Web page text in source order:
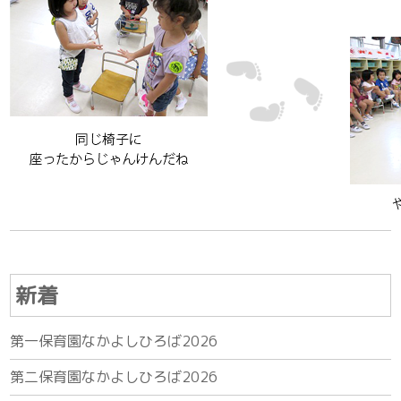
新着
第一保育園なかよしひろば2026
第二保育園なかよしひろば2026